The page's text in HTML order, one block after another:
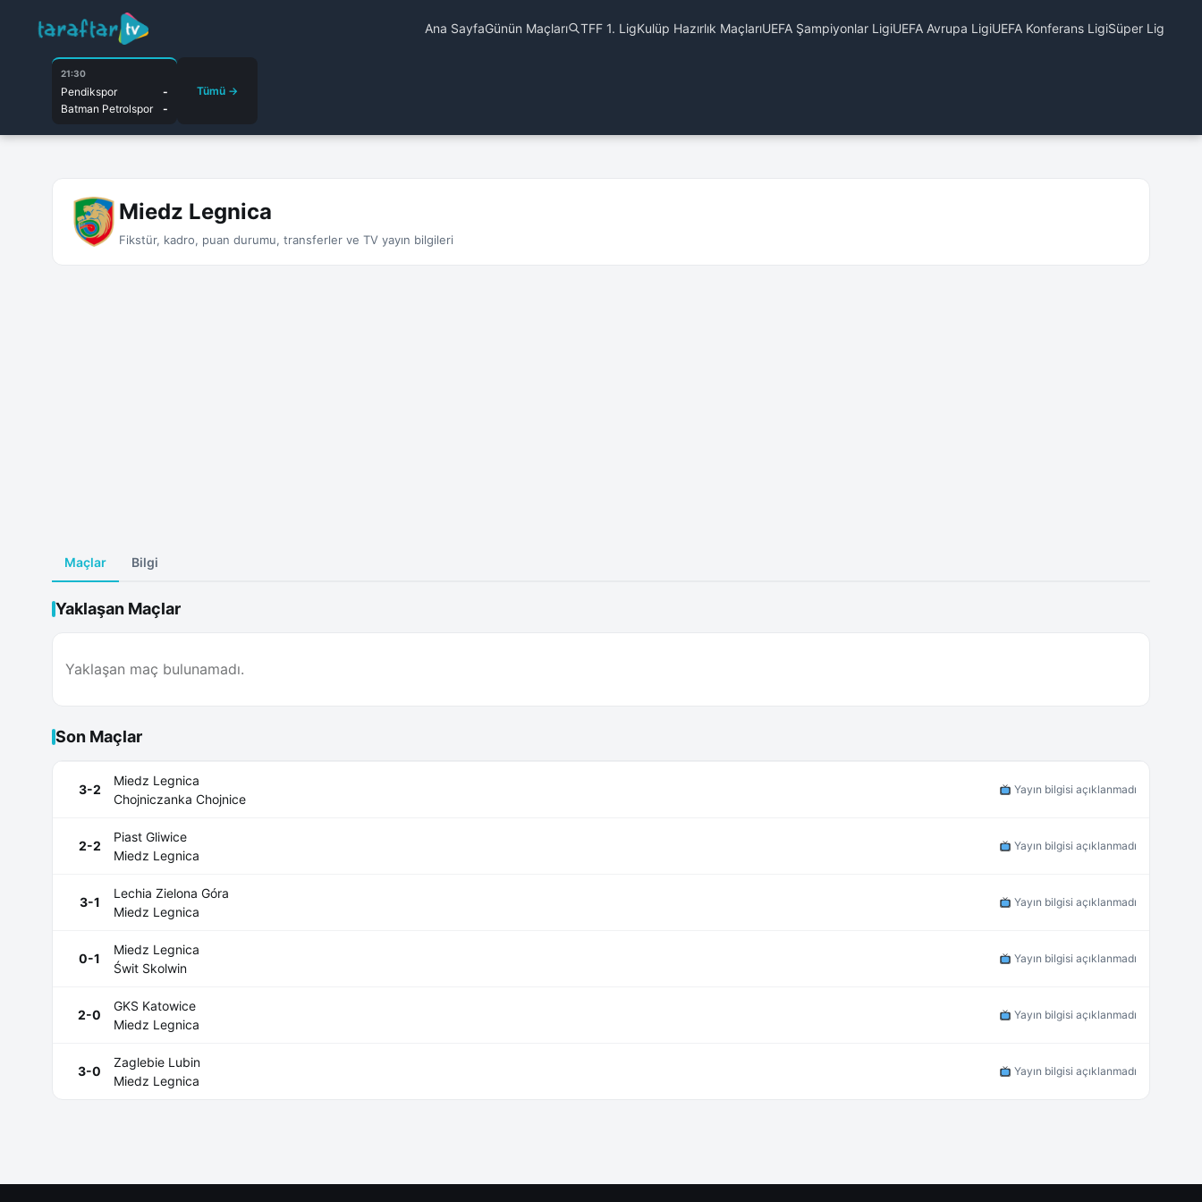
Ana SayfaGünün Maçları TFF 1. LigKulüp Hazırlık MaçlarıUEFA Şampiyonlar LigiUEFA Avrupa LigiUEFA Konferans LigiSüper Lig
21:30
Pendikspor
-
Batman Petrolspor
-
Tümü →
Miedz Legnica
Fikstür, kadro, puan durumu, transferler ve TV yayın bilgileri
Maçlar Bilgi
Yaklaşan Maçlar
Yaklaşan maç bulunamadı.
Son Maçlar
3-2
Miedz Legnica
Chojniczanka Chojnice
Yayın bilgisi açıklanmadı
2-2
Piast Gliwice
Miedz Legnica
Yayın bilgisi açıklanmadı
3-1
Lechia Zielona Góra
Miedz Legnica
Yayın bilgisi açıklanmadı
0-1
Miedz Legnica
Świt Skolwin
Yayın bilgisi açıklanmadı
2-0
GKS Katowice
Miedz Legnica
Yayın bilgisi açıklanmadı
3-0
Zaglebie Lubin
Miedz Legnica
Yayın bilgisi açıklanmadı